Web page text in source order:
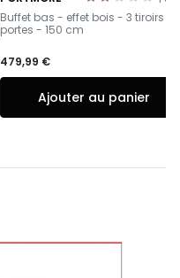
-
Buffet bas - effet bois - 3 tiroirs et
portes - 150 cm
479,99 €
Ajouter au panier